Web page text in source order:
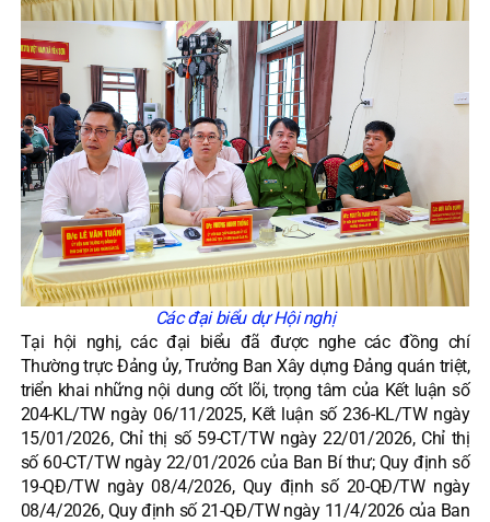
Các đại biểu dự Hội nghị
Tại hội nghị, các đại biểu đã được nghe các đồng chí
Thường trực Đảng ủy, Trưởng Ban Xây dựng Đảng quán triệt,
triển khai những nội dung cốt lõi, trọng tâm của Kết luận số
204-KL/TW ngày 06/11/2025, Kết luận số 236-KL/TW ngày
15/01/2026, Chỉ thị số 59-CT/TW ngày 22/01/2026, Chỉ thị
số 60-CT/TW ngày 22/01/2026 của Ban Bí thư; Quy định số
19-QĐ/TW ngày 08/4/2026, Quy định số 20-QĐ/TW ngày
08/4/2026, Quy định số 21-QĐ/TW ngày 11/4/2026 của Ban